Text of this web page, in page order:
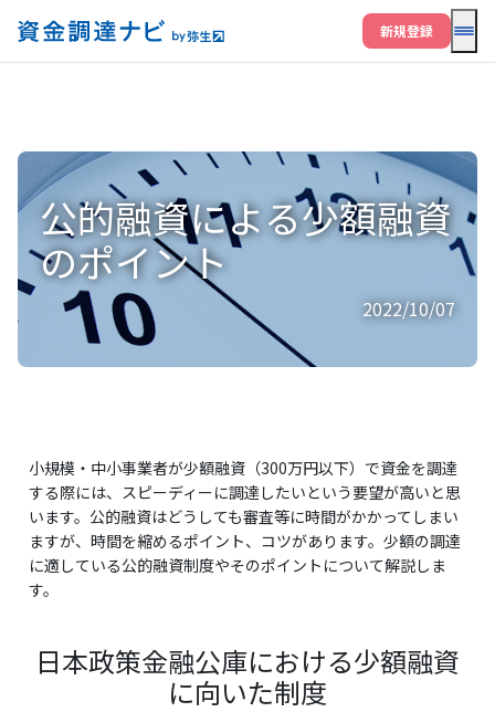
メ
新規登録
公的融資による少額融資
のポイント
2022/10/07
小規模・中小事業者が少額融資（300万円以下）で資金を調達
する際には、スピーディーに調達したいという要望が高いと思
います。公的融資はどうしても審査等に時間がかかってしまい
ますが、時間を縮めるポイント、コツがあります。少額の調達
に適している公的融資制度やそのポイントについて解説しま
す。
日本政策金融公庫における少額融資
に向いた制度